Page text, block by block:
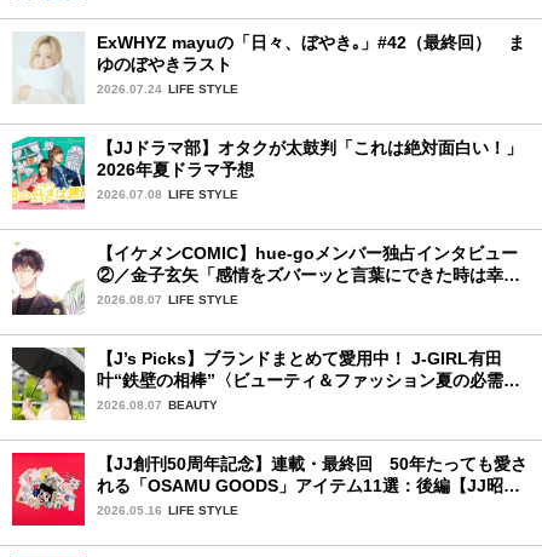
ExWHYZ mayuの「日々、ぼやき｡」#42（最終回） ま
ゆのぼやきラスト
2026.07.24 LIFE STYLE
【JJドラマ部】オタクが太鼓判「これは絶対面白い！」
2026年夏ドラマ予想
2026.07.08 LIFE STYLE
【イケメンCOMIC】hue-goメンバー独占インタビュー
②／金子玄矢「感情をズバーッと言葉にできた時は幸
せ〜」
2026.08.07 LIFE STYLE
【J’s Picks】ブランドまとめて愛用中！ J-GIRL有田
叶“鉄壁の相棒”〈ビューティ＆ファッション夏の必需
品〉
2026.08.07 BEAUTY
【JJ創刊50周年記念】連載・最終回 50年たっても愛さ
れる「OSAMU GOODS」アイテム11選：後編【JJ昭和
レトロ学園】
2026.05.16 LIFE STYLE